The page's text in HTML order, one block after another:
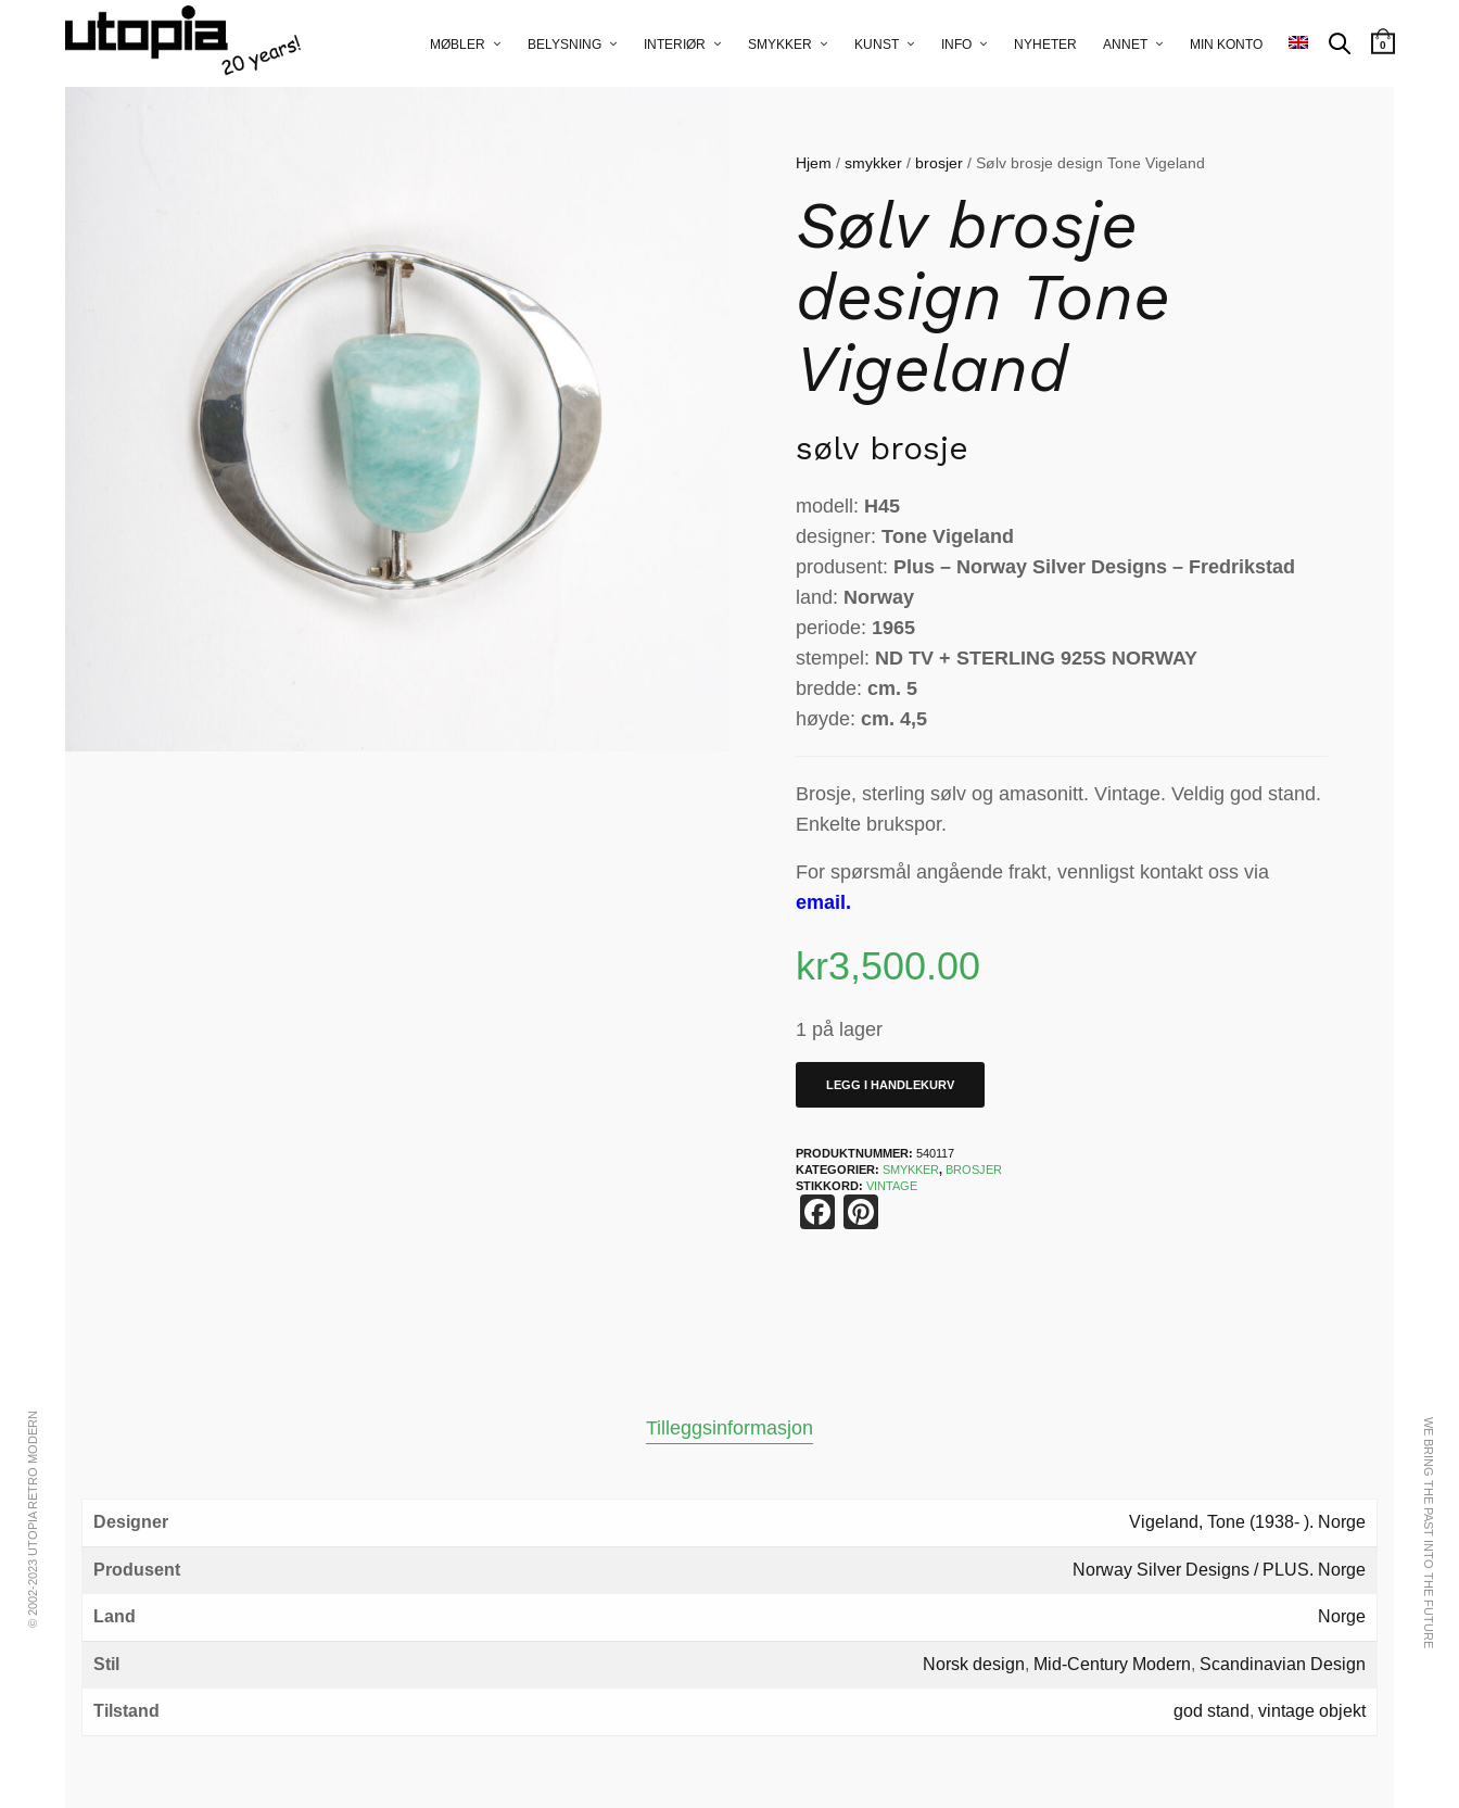
MØBLER BELYSNING INTERIØR SMYKKER KUNST INFO NYHETER ANNET MIN KONTO 0
© 2002-2023 UTOPIA RETRO MODERN WE BRING THE PAST INTO THE FUTURE
Hjem /smykker / brosjer / Sølv brosje design Tone Vigeland
Sølv brosje
design Tone
Vigeland
sølv brosje
modell: H45
designer:Tone Vigeland
produsent: Plus – Norway Silver Designs – Fredrikstad
land: Norway
periode: 1965
stempel: ND TV + STERLING 925S NORWAY
bredde:cm.5
høyde:cm.4,5
Brosje, sterling sølv og amasonitt.Vintage. Veldig god stand.
Enkelte brukspor.
For spørsmål angående frakt, vennligst kontakt oss via
email .
kr3,500.00
1 på lager
LEGG I HANDLEKURV
PRODUKTNUMMER:540117
KATEGORIER:SMYKKER, BROSJER
STIKKORD:VINTAGE
Facebook
Tilleggsinformasjon
Designer Vigeland, Tone (1938- ). Norge
Produsent Norway Silver Designs / PLUS. Norge
Land Norge
Stil Norsk design, Mid-Century Modern, Scandinavian Design
Tilstand god stand, vintage objekt